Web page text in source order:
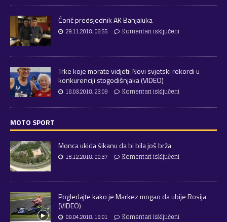
Ćorić predsjednik AK Banjaluka
29.11.2018. 06:55 Komentari isključeni
Trke koje morate vidjeti: Novi svjetski rekordi u
konkurenciji stogodišnjaka (VIDEO)
18.03.2018. 23:09 Komentari isključeni
MOTO SPORT
Monca ukida šikanu da bi bila još brža
16.12.2018. 00:37 Komentari isključeni
Pogledajte kako je Markez mogao da ubije Rosija
(VIDEO)
09.04.2018. 18:01 Komentari isključeni